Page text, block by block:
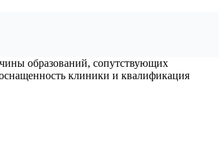
образований, сопутствующих
клиники и квалификация